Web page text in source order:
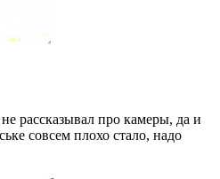
рассказывал про камеры, да и
совсем плохо стало, надо